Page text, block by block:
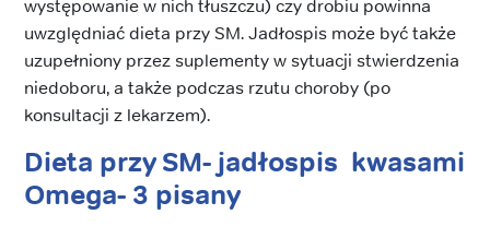
występowanie w nich tłuszczu) czy drobiu powinna
uwzględniać dieta przy SM. Jadłospis może być także
uzupełniony przez suplementy w sytuacji stwierdzenia
niedoboru, a także podczas rzutu choroby (po
konsultacji z lekarzem).
Dieta przy SM- jadłospis kwasami
Omega- 3 pisany